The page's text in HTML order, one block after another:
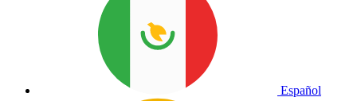
Español